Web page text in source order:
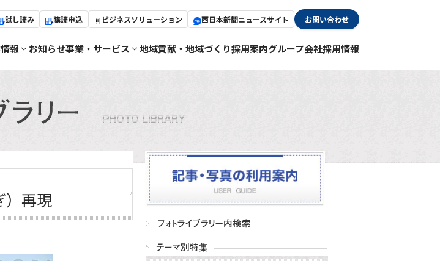
試し読み 購読申込 ビジネスソリューション 西日本新聞ニュースサイト お問い合わせ
報 お知らせ事業・サービス 地域貢献・地域づくり採用案内グループ会社採用情報
再現